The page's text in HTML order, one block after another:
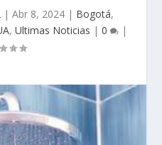
| Abr 8, 2024| Bogotá,
, Ultimas Noticias | 0 |